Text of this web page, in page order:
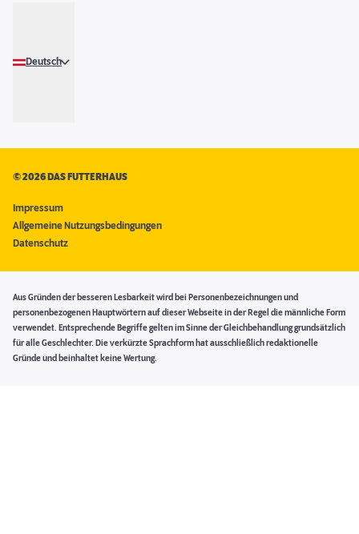
Deutsch
©2026 DAS FUTTERHAUS
Impressum
Allgemeine Nutzungsbedingungen
Datenschutz
Aus Gründen der besseren Lesbarkeit wird bei Personenbezeichnungen und
personenbezogenen Hauptwörtern auf dieser Webseite in der Regel die männliche Form
verwendet. Entsprechende Begriffe gelten im Sinne der Gleichbehandlung grundsätzlich
für alle Geschlechter. Die verkürzte Sprachform hat ausschließlich redaktionelle
Gründe und beinhaltet keine Wertung.